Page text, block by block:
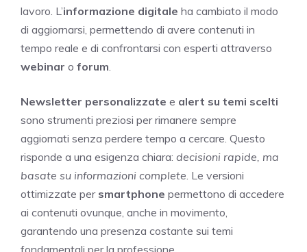
lavoro. L’informazione digitale ha cambiato il modo
di aggiornarsi, permettendo di avere contenuti in
tempo reale e di confrontarsi con esperti attraverso
webinar o forum
Newsletter personalizzate e alert su temi scelti
sono strumenti preziosi per rimanere sempre
aggiornati senza perdere tempo a cercare. Questo
risponde a una esigenza chiara: decisioni rapide, ma
basate su informazioni complete . Le versioni
ottimizzate per smartphone permettono di accedere
ai contenuti ovunque, anche in movimento,
garantendo una presenza costante sui temi
fondamentali per la professione.